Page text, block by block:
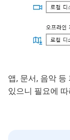
앱, 문서, 음악 등
있으니 필요에